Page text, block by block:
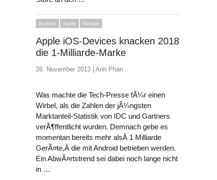
Android Apple Google
Apple iOS-Devices knacken 2018
die 1-Milliarde-Marke
26. November 2013 | Anh Phan
Was machte die Tech-Presse fÃ¼r einen
Wirbel, als die Zahlen der jÃ¼ngsten
Marktanteil-Statistik von IDC und Gartners
verÃ¶ffentlicht wurden. Demnach gebe es
momentan bereits mehr alsÂ 1 Milliarde
GerÃ¤te,Â die mit Android betrieben werden.
Ein AbwÃ¤rtstrend sei dabei noch lange nicht
in …